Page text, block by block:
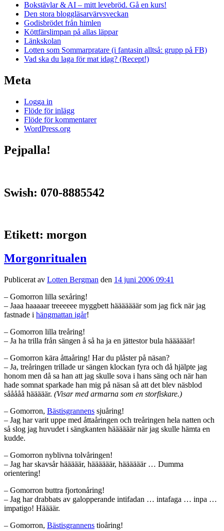
Bokstävlar & AI – mitt levebröd. Gå en kurs!
Den stora bloggläsarvärvsveckan
Godisbrödet från himlen
Köttfärslimpan på allas läppar
Länkskolan
Lotten som Sommarpratare (i fantasin alltså: grupp på FB)
Vad ska du laga för mat idag? (Recept!)
Meta
Logga in
Flöde för inlägg
Flöde för kommentarer
WordPress.org
Pejpalla!
Swish: 070-8885542
Etikett: morgon
Morgonritualen
Publicerat av Lotten Bergman den 14 juni 2006 09:41
– Gomorron lilla sexåring!
– Jaaa haaaaar treeeeee myggbett hääääääär som jag fick när jag
fastnade i hängmattan igår!
– Gomorron lilla treåring!
– Ja ha trilla från sängen å så ha ja en jättestor bula häääääär!
– Gomorron kära åttaåring! Har du plåster på näsan?
– Ja, treåringen trillade ur sängen klockan fyra och då hjälpte jag
honom men då sa han att jag skulle sova i hans säng och när han
hade somnat sparkade han mig på näsan så att det blev näsblod
sååååå hääääär. (Visar med armarna som en storfiskare.)
– Gomorron, Bästisgrannens sjuåring!
– Jag har varit uppe med åttaåringen och treåringen hela natten och
så slog jag huvudet i sängkanten häääääär när jag skulle hämta en
kudde.
– Gomorron nyblivna tolvåringen!
– Jag har skavsår hääääär, häääääär, häääääär … Dumma
orientering!
– Gomorron buttra fjortonåring!
– Jag har drabbats av galopperande intifadan … intafaga … inpa …
impatigo! Häääär.
– Gomorron, Bästisgrannens tioåring!